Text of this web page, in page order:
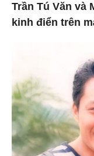
Trần Tú Văn và
kinh điển trên